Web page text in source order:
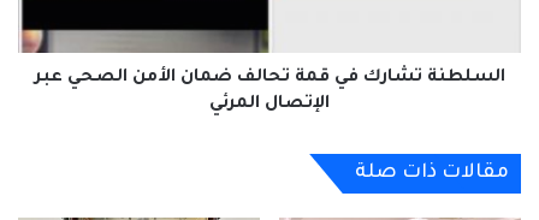
الإتصال
السلطنة تشارك في قمة تحالف ضمان الأمن الصحي عبر
الإتصال المرئي
مقالات ذات صلة